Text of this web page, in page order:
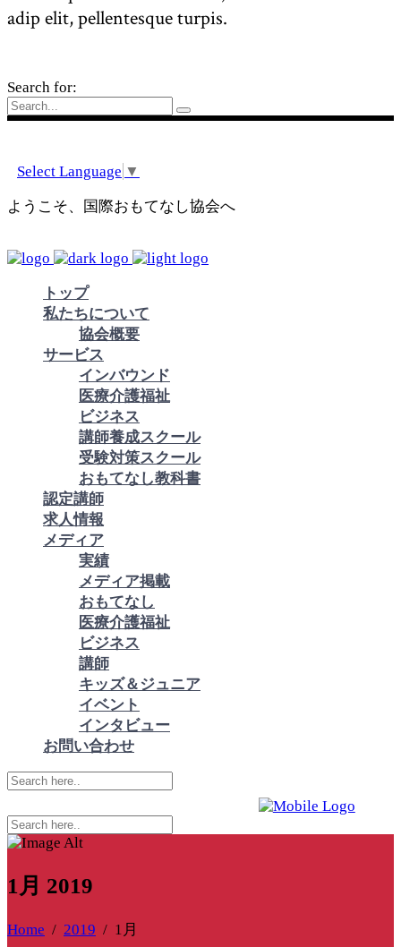
adip elit, pellentesque turpis.
Search for:
Select Language ▼
ようこそ、国際おもてなし協会へ
トップ
私たちについて
協会概要
サービス
インバウンド
医療介護福祉
ビジネス
講師養成スクール
受験対策スクール
おもてなし教科書
認定講師
求人情報
メディア
実績
メディア掲載
おもてなし
医療介護福祉
ビジネス
講師
キッズ＆ジュニア
イベント
インタビュー
お問い合わせ
1月 2019
Home / 2019 / 1月